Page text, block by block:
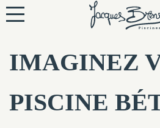
IMAGINEZ
PISCINE
NOS PISCINES
NOTRE TECHNIQUE